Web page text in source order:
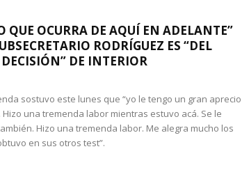
QUE OCURRA DE AQUÍ EN ADELANTE”
RODRÍGUEZ ES “DEL
DE INTERIOR
sostuvo este lunes que “yo le tengo un gran aprecio
una tremenda labor mientras estuvo acá. Se le
Hizo una tremenda labor. Me alegra mucho los
en sus otros test”.